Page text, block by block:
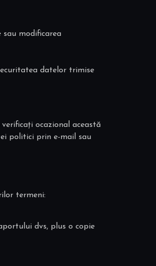
sau modificarea
datelor trimise
ocazional această
politici prin e-mail sau
termeni:
dvs, plus o copie